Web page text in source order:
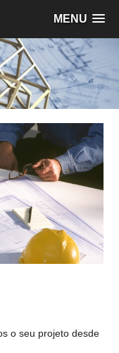
MENU
o seu projeto desde